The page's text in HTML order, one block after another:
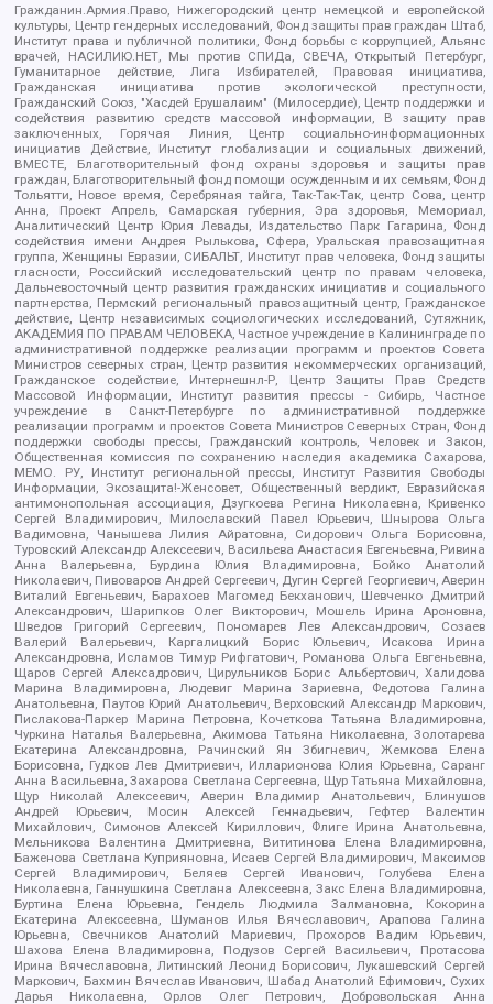
Гражданин.Армия.Право, Нижегородский центр немецкой и европейской
культуры, Центр гендерных исследований, Фонд защиты прав граждан Штаб,
Институт права и публичной политики, Фонд борьбы с коррупцией, Альянс
врачей, НАСИЛИЮ.НЕТ, Мы против СПИДа, СВЕЧА, Открытый Петербург,
Гуманитарное действие, Лига Избирателей, Правовая инициатива,
Гражданская инициатива против экологической преступности,
Гражданский Союз, "Хасдей Ерушалаим" (Милосердие), Центр поддержки и
содействия развитию средств массовой информации, В защиту прав
заключенных, Горячая Линия, Центр социально-информационных
инициатив Действие, Институт глобализации и социальных движений,
ВМЕСТЕ, Благотворительный фонд охраны здоровья и защиты прав
граждан, Благотворительный фонд помощи осужденным и их семьям, Фонд
Тольятти, Новое время, Серебряная тайга, Так-Так-Так, центр Сова, центр
Анна, Проект Апрель, Самарская губерния, Эра здоровья, Мемориал,
Аналитический Центр Юрия Левады, Издательство Парк Гагарина, Фонд
содействия имени Андрея Рылькова, Сфера, Уральская правозащитная
группа, Женщины Евразии, СИБАЛЬТ, Институт прав человека, Фонд защиты
гласности, Российский исследовательский центр по правам человека,
Дальневосточный центр развития гражданских инициатив и социального
партнерства, Пермский региональный правозащитный центр, Гражданское
действие, Центр независимых социологических исследований, Сутяжник,
АКАДЕМИЯ ПО ПРАВАМ ЧЕЛОВЕКА, Частное учреждение в Калининграде по
административной поддержке реализации программ и проектов Совета
Министров северных стран, Центр развития некоммерческих организаций,
Гражданское содействие, Интернешнл-Р, Центр Защиты Прав Средств
Массовой Информации, Институт развития прессы - Сибирь, Частное
учреждение в Санкт-Петербурге по административной поддержке
реализации программ и проектов Совета Министров Северных Стран, Фонд
поддержки свободы прессы, Гражданский контроль, Человек и Закон,
Общественная комиссия по сохранению наследия академика Сахарова,
МЕМО. РУ, Институт региональной прессы, Институт Развития Свободы
Информации, Экозащита!-Женсовет, Общественный вердикт, Евразийская
антимонопольная ассоциация, Дзугкоева Регина Николаевна, Кривенко
Сергей Владимирович, Милославский Павел Юрьевич, Шнырова Ольга
Вадимовна, Чанышева Лилия Айратовна, Сидорович Ольга Борисовна,
Туровский Александр Алексеевич, Васильева Анастасия Евгеньевна, Ривина
Анна Валерьевна, Бурдина Юлия Владимировна, Бойко Анатолий
Николаевич, Пивоваров Андрей Сергеевич, Дугин Сергей Георгиевич, Аверин
Виталий Евгеньевич, Барахоев Магомед Бекханович, Шевченко Дмитрий
Александрович, Шарипков Олег Викторович, Мошель Ирина Ароновна,
Шведов Григорий Сергеевич, Пономарев Лев Александрович, Созаев
Валерий Валерьевич, Каргалицкий Борис Юльевич, Исакова Ирина
Александровна, Исламов Тимур Рифгатович, Романова Ольга Евгеньевна,
Щаров Сергей Алексадрович, Цирульников Борис Альбертович, Халидова
Марина Владимировна, Людевиг Марина Зариевна, Федотова Галина
Анатольевна, Паутов Юрий Анатольевич, Верховский Александр Маркович,
Пислакова-Паркер Марина Петровна, Кочеткова Татьяна Владимировна,
Чуркина Наталья Валерьевна, Акимова Татьяна Николаевна, Золотарева
Екатерина Александровна, Рачинский Ян Збигневич, Жемкова Елена
Борисовна, Гудков Лев Дмитриевич, Илларионова Юлия Юрьевна, Саранг
Анна Васильевна, Захарова Светлана Сергеевна, Щур Татьяна Михайловна,
Щур Николай Алексеевич, Аверин Владимир Анатольевич, Блинушов
Андрей Юрьевич, Мосин Алексей Геннадьевич, Гефтер Валентин
Михайлович, Симонов Алексей Кириллович, Флиге Ирина Анатольевна,
Мельникова Валентина Дмитриевна, Вититинова Елена Владимировна,
Баженова Светлана Куприяновна, Исаев Сергей Владимирович, Максимов
Сергей Владимирович, Беляев Сергей Иванович, Голубева Елена
Николаевна, Ганнушкина Светлана Алексеевна, Закс Елена Владимировна,
Буртина Елена Юрьевна, Гендель Людмила Залмановна, Кокорина
Екатерина Алексеевна, Шуманов Илья Вячеславович, Арапова Галина
Юрьевна, Свечников Анатолий Мариевич, Прохоров Вадим Юрьевич,
Шахова Елена Владимировна, Подузов Сергей Васильевич, Протасова
Ирина Вячеславовна, Литинский Леонид Борисович, Лукашевский Сергей
Маркович, Бахмин Вячеслав Иванович, Шабад Анатолий Ефимович, Сухих
Дарья Николаевна, Орлов Олег Петрович, Добровольская Анна